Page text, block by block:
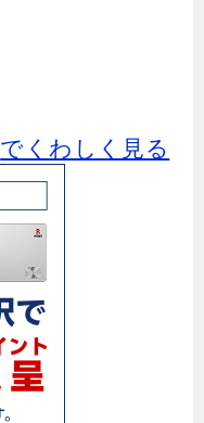
でくわしく見る